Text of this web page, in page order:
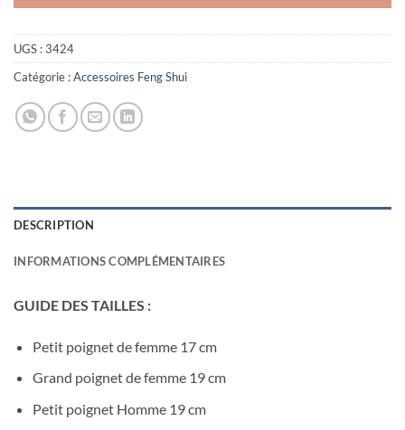
UGS :3424
Catégorie :Accessoires Feng Shui
DESCRIPTION
INFORMATIONS COMPLÉMENTAIRES
GUIDE DES TAILLES :
Petit poignet de femme 17 cm
Grand poignet de femme 19 cm
Petit poignet Homme 19 cm